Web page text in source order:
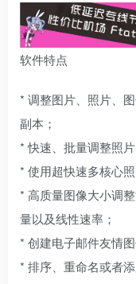
软件特点
* 调整图片、照片、
副本；
* 快速、批量调整照片
* 使用超快速多核心
* 高质量图像大小调
量以及线性速率；
* 创建电子邮件友情
* 排序、重命名或者